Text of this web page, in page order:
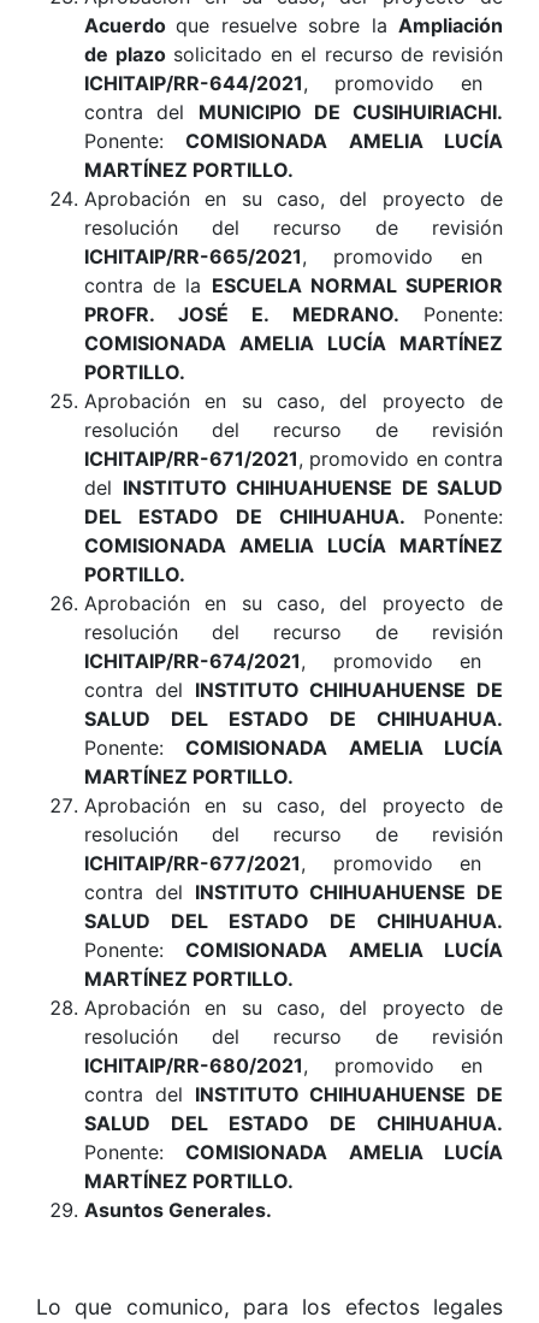
Acuerdoque resuelve sobre laAmpliación
de plazosolicitado en el recurso de revisión
ICHITAIP/RR-644/2021, promovido en
contra del MUNICIPIO DE CUSIHUIRIACHI.
Ponente:COMISIONADA AMELIA LUCÍA
MARTÍNEZ PORTILLO.
Aprobación en su caso, del proyecto de
resolución del recurso de revisión
ICHITAIP/RR-665/2021, promovido en
contra de la ESCUELA NORMAL SUPERIOR
PROFR. JOSÉ E. MEDRANO. Ponente:
COMISIONADA AMELIA LUCÍA MARTÍNEZ
PORTILLO.
Aprobación en su caso, del proyecto de
resolución del recurso de revisión
ICHITAIP/RR-671/2021, promovido en contra
del INSTITUTO CHIHUAHUENSE DE SALUD
DEL ESTADO DE CHIHUAHUA. Ponente:
COMISIONADA AMELIA LUCÍA MARTÍNEZ
PORTILLO.
Aprobación en su caso, del proyecto de
resolución del recurso de revisión
ICHITAIP/RR-674/2021, promovido en
contra del INSTITUTO CHIHUAHUENSE DE
SALUD DEL ESTADO DE CHIHUAHUA.
Ponente:COMISIONADA AMELIA LUCÍA
MARTÍNEZ PORTILLO.
Aprobación en su caso, del proyecto de
resolución del recurso de revisión
ICHITAIP/RR-677/2021, promovido en
contra del INSTITUTO CHIHUAHUENSE DE
SALUD DEL ESTADO DE CHIHUAHUA.
Ponente:COMISIONADA AMELIA LUCÍA
MARTÍNEZ PORTILLO.
Aprobación en su caso, del proyecto de
resolución del recurso de revisión
ICHITAIP/RR-680/2021, promovido en
contra del INSTITUTO CHIHUAHUENSE DE
SALUD DEL ESTADO DE CHIHUAHUA.
Ponente:COMISIONADA AMELIA LUCÍA
MARTÍNEZ PORTILLO.
Asuntos Generales.
Lo que comunico, para los efectos legales